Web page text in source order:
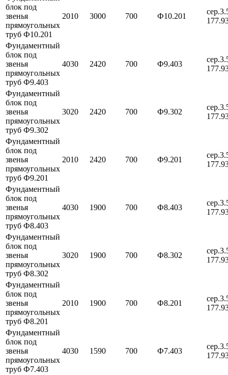
блок под
звенья
прямоугольных
труб Ф10.201
2010 3000 700 Ф10.201
Фундаментный
блок под
звенья
прямоугольных
труб Ф9.403
4030 2420 700 Ф9.403
Фундаментный
блок под
звенья
прямоугольных
труб Ф9.302
3020 2420 700 Ф9.302
Фундаментный
блок под
звенья
прямоугольных
труб Ф9.201
2010 2420 700 Ф9.201
Фундаментный
блок под
звенья
прямоугольных
труб Ф8.403
4030 1900 700 Ф8.403
Фундаментный
блок под
звенья
прямоугольных
труб Ф8.302
3020 1900 700 Ф8.302
Фундаментный
блок под
звенья
прямоугольных
труб Ф8.201
2010 1900 700 Ф8.201
Фундаментный
блок под
звенья
прямоугольных
труб Ф7.403
4030 1590 700 Ф7.403